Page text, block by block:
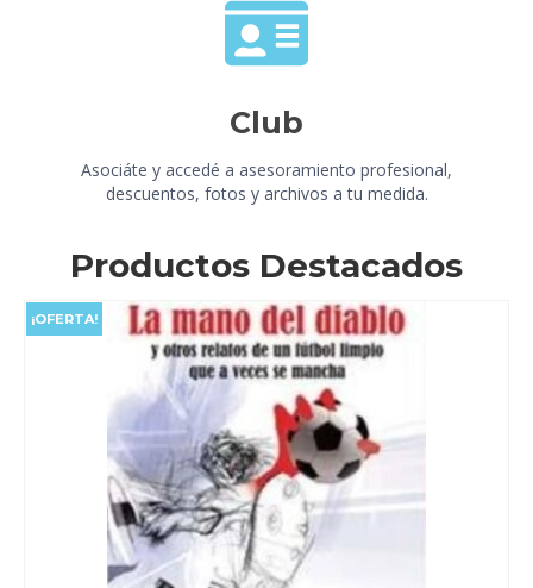
Club
Asociáte y accedé a asesoramiento profesional,
descuentos, fotos y archivos a tu medida.
Productos Destacados
¡OFERTA!